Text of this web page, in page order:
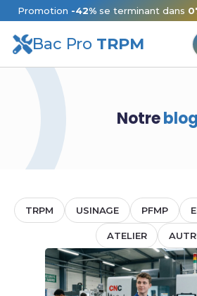
Promotion -42%se terminant dans
Bac Pro TRPM
Notreblog
TRPM USINAGE PFMP
ATELIER